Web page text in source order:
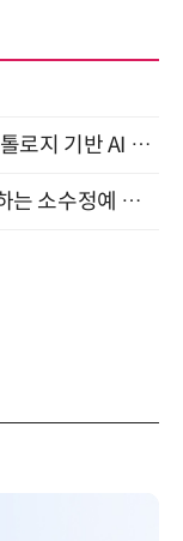
모든 업무 담당자(비개발자)를 위한 온톨로지 기반 AI 지식체계 설계 1-day 워크숍 8월 20일 개최
글로벌 트렌드를 읽고, 내 역할을 가늠하는 소수정예 실습 워크숍 (8/28)